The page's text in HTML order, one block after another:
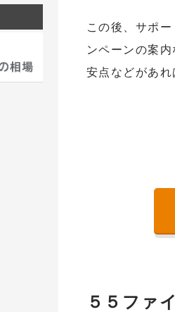
この後、サポ
ンペーンの案
安点などがあ
５５ファ